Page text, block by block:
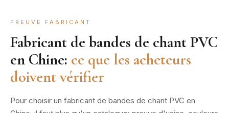
PREUVE FABRICANT
Fabricant de bandes de chant PVC
en Chine: ce que les acheteurs
doivent vérifier
Pour choisir un fabricant de bandes de chant PVC en